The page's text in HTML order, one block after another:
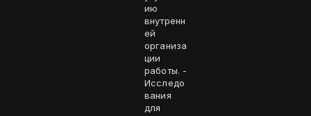
ию
внутренн
ей
организа
ции
работы. -
Исследо
вания
для